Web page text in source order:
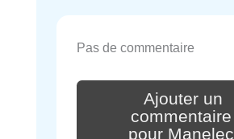
Pas de commentaire
Ajouter un
commentaire
pour Manelec